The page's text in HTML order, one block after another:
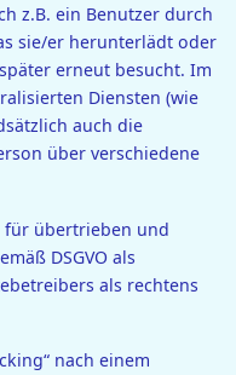
z.B. ein Benutzer durch
sie/er herunterlädt oder
erneut besucht. Im
Diensten (wie
auch die
über verschiedene
für übertrieben und
DSGVO als
als rechtens
nach einem